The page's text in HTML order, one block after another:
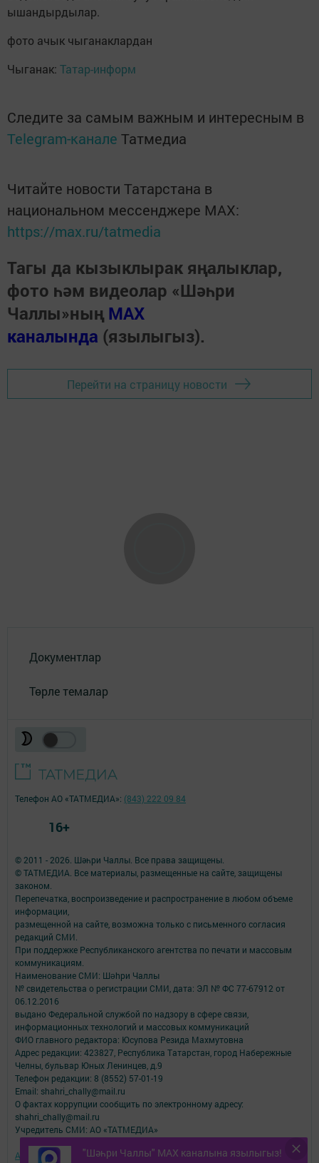
ышандырдылар.
фото ачык чыганаклардан
Чыганак: Татар-информ
Следите за самым важным и интересным в
Telegram-канале Татмедиа
Читайте новости Татарстана в
национальном мессенджере MАХ:
https://max.ru/tatmedia
Тагы да кызыклырак яңалыклар,
фото һәм видеолар «Шәһри
Чаллы»ның MAX
каналында (язылыгыз).
Перейти на страницу новости
Документлар
Төрле темалар
"Шәһри Чаллы" MAX каналына язылыгыз!
© 2011 - 2026. Шәһри Чаллы. Все права защищены.
© ТАТМЕДИА. Все материалы, размещенные на сайте, защищены
законом.
Перепечатка, воспроизведение и распространение в любом объеме
информации,
размещенной на сайте, возможна только с письменного согласия
редакций СМИ.
При поддержке Республиканского агентства по печати и массовым
коммуникациям.
Наименование СМИ: Шəhри Чаллы
№ свидетельства о регистрации СМИ, дата: ЭЛ № ФС 77-67912 от
06.12.2016
выдано Федеральной службой по надзору в сфере связи,
информационных технологий и массовых коммуникаций
ФИО главного редактора: Юсупова Резида Махмутовна
Адрес редакции: 423827, Республика Татарстан, город Набережные
Челны, бульвар Юных Ленинцев, д.9
Телефон редакции: 8 (8552) 57-01-19
Email: shahri_chally@mail.ru
О фактах коррупции сообщить по электронному адресу:
shahri_chally@mail.ru
Учредитель СМИ: АО «ТАТМЕДИА»
Антикоррупционная политика
Телефон АО «ТАТМЕДИА»: (843) 222 09 84
16+